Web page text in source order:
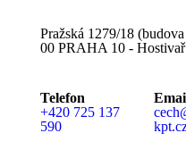
Pražská 1279/18
00 PRAHA 10 - Hostivař
Telefon
+420 725 137
590